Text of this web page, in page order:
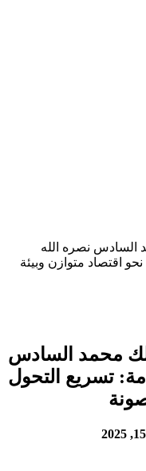
السادس نصره الله
اقتصاد متوازن وبيئة
محمد السادس
تسريع التحول